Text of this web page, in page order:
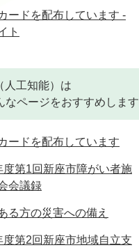
ードを配布しています -
ト
人工知能）は
なページをおすすめします
ードを配布しています
度第1回新座市障がい者施
会議録
る方の災害への備え
度第2回新座市地域自立支